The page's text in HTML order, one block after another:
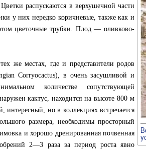
распускаются в верхушечной части
у них нередко коричневые, также как и
цветочные трубки. Плод — оливково-
же местах, где и представители родов
Corryocactus), в очень засушливой и
количестве сопутствующей
кактус, находится на высоте 800 м
интересный, но в коллекциях встречается
размера, необходимы просторный
и хорошо дренированная почвенная
2—3 раза за период роста явно